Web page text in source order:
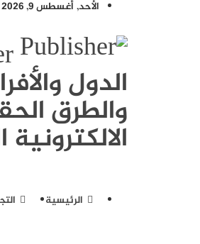
الأحد, أغسطس 9, 2026
الدول
والطرق
الرئيسية